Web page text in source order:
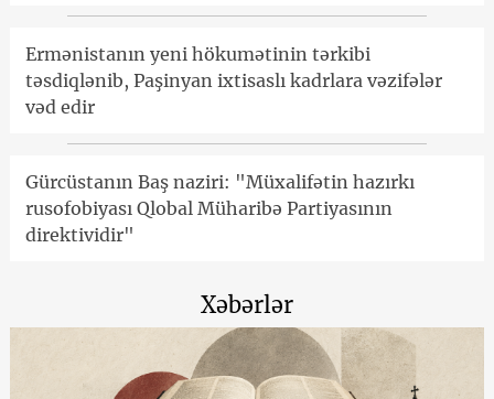
Ermənistanın yeni hökumətinin tərkibi
təsdiqlənib, Paşinyan ixtisaslı kadrlara vəzifələr
vəd edir
Gürcüstanın Baş naziri: "Müxalifətin hazırkı
rusofobiyası Qlobal Müharibə Partiyasının
direktividir"
Xəbərlər